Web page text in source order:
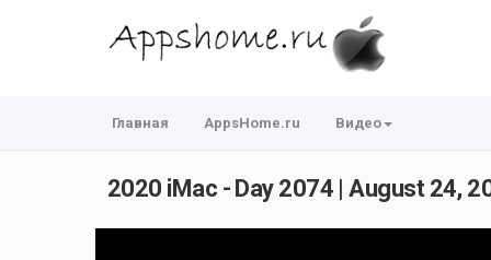
Главная AppsHome.ru Видео
2020 iMac - Day 2074 | August 24,